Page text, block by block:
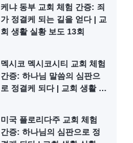
케냐 동부 교회 체험 간증: 죄
가 정결케 되는 길을 얻다 | 교
회 생활 실황 보도 13회
멕시코 멕시코시티 교회 체험
간증: 하나님 말씀의 심판으
로 정결케 되다 | 교회 생활 실
미국 플로리다주 교회 체험
간증: 하나님의 심판으로 정